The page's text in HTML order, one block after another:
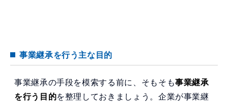
事業継承を行う主な目的
事業継承の手段を模索する前に、そもそも事業継承
を行う目的を整理しておきましょう。企業が事業継